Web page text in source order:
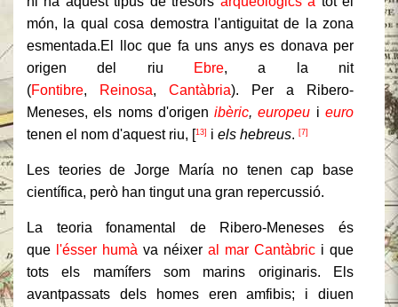
món, la qual cosa demostra l'antiguitat de la zona
esmentada.El lloc que fa uns anys es donava per
origen del riu
Ebre, a la nit
(Fontibre, Reinosa, Cantàbria). Per a Ribero-
Meneses, els noms d'origenibèric,europeu ieuro
tenen el nom d'aquest riu, [13] i els hebreus. [7]
Les teories de Jorge María no tenen cap base
científica, però han tingut una gran repercussió.
La teoria fonamental de Ribero-Meneses és
que l'ésser humà va néixer al mar Cantàbric i que
tots els mamífers som marins originaris. Els
avantpassats dels homes eren amfibis; i diuen